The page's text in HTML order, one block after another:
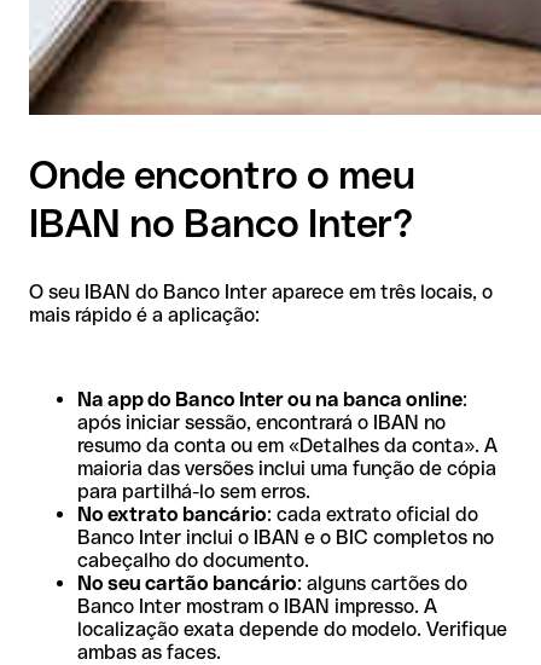
Onde encontro o meu
IBAN no Banco Inter?
O seu IBAN do Banco Inter aparece em três locais, o
mais rápido é a aplicação:
Na app do Banco Inter ou na banca online:
após iniciar sessão, encontrará o IBAN no
resumo da conta ou em «Detalhes da conta». A
maioria das versões inclui uma função de cópia
para partilhá-lo sem erros.
No extrato bancário: cada extrato oficial do
Banco Inter inclui o IBAN e o BIC completos no
cabeçalho do documento.
No seu cartão bancário: alguns cartões do
Banco Inter mostram o IBAN impresso. A
localização exata depende do modelo. Verifique
ambas as faces.